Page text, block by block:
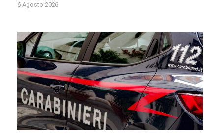
6 Agosto 2026